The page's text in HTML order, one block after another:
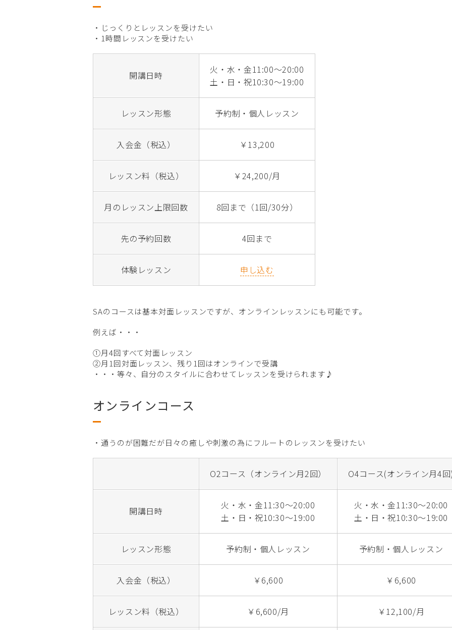
・じっくりとレッスンを受けたい
・1時間レッスンを受けたい
開講日時
火・水・金11:00～20:00
土・日・祝10:30～19:00
レッスン形態 予約制・個人レッスン
入会金（税込） ￥13,200
レッスン料（税込） ￥24,200/月
月のレッスン上限回数 8回まで（1回/30分）
先の予約回数 4回まで
体験レッスン 申し込む
SAのコースは基本対面レッスンですが、オンラインレッスンにも可能です。
例えば・・・
①月4回すべて対面レッスン
②月1回対面レッスン、残り1回はオンラインで受講
・・・等々、自分のスタイルに合わせてレッスンを受けられます♪
オンラインコース
・通うのが困難だが日々の癒しや刺激の為にフルートのレッスンを受けたい
O2コース（オンライン月2回） O4コース(オンライン月4
開講日時
火・水・金11:30～20:00
土・日・祝10:30～19:00
火・水・金11:30～20:00
土・日・祝10:30～19:00
レッスン形態 予約制・個人レッスン 予約制・個人レッスン
入会金（税込） ￥6,600 ￥6,600
レッスン料（税込） ￥6,600/月 ￥12,100/月